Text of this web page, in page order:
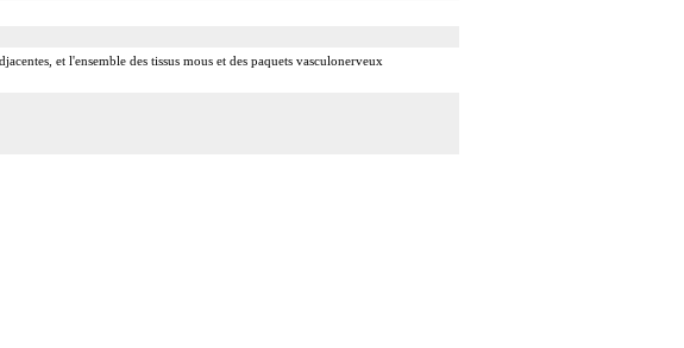
et l'ensemble des tissus mous et des paquets vasculonerveux